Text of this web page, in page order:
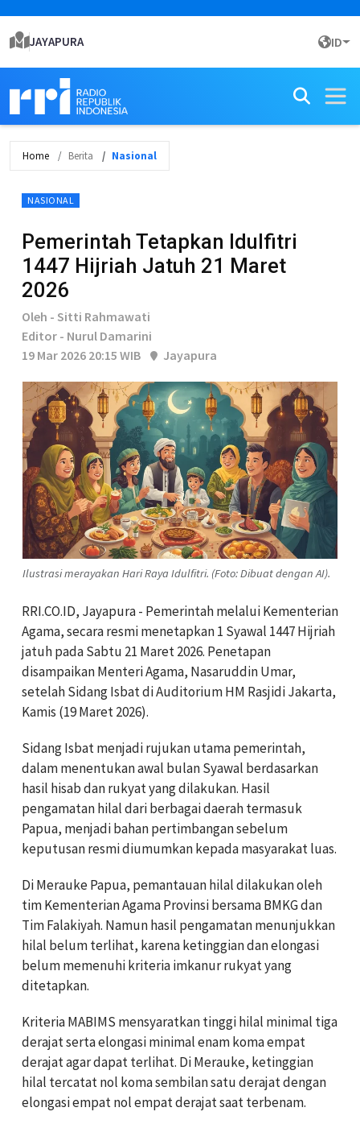
JAYAPURA ID
Home Berita Nasional
NASIONAL
Pemerintah Tetapkan Idulfitri
1447 Hijriah Jatuh 21 Maret
2026
Oleh - Sitti Rahmawati
Editor - Nurul Damarini
19 Mar 2026 20:15 WIB
Jayapura
Ilustrasi merayakan Hari Raya Idulfitri. (Foto: Dibuat dengan AI).
RRI.CO.ID, Jayapura - Pemerintah melalui Kementerian
Agama, secara resmi menetapkan 1 Syawal 1447 Hijriah
jatuh pada Sabtu 21 Maret 2026. Penetapan
disampaikan Menteri Agama, Nasaruddin Umar,
setelah Sidang Isbat di Auditorium HM Rasjidi Jakarta,
Kamis (19 Maret 2026).
Sidang Isbat menjadi rujukan utama pemerintah,
dalam menentukan awal bulan Syawal berdasarkan
hasil hisab dan rukyat yang dilakukan. Hasil
pengamatan hilal dari berbagai daerah termasuk
Papua, menjadi bahan pertimbangan sebelum
keputusan resmi diumumkan kepada masyarakat luas.
Di Merauke Papua, pemantauan hilal dilakukan oleh
tim Kementerian Agama Provinsi bersama BMKG dan
Tim Falakiyah. Namun hasil pengamatan menunjukkan
hilal belum terlihat, karena ketinggian dan elongasi
belum memenuhi kriteria imkanur rukyat yang
ditetapkan.
Kriteria MABIMS mensyaratkan tinggi hilal minimal tiga
derajat serta elongasi minimal enam koma empat
derajat agar dapat terlihat. Di Merauke, ketinggian
hilal tercatat nol koma sembilan satu derajat dengan
elongasi empat nol empat derajat saat terbenam.